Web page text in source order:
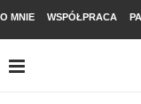
O MNIE WSPÓŁPRACA